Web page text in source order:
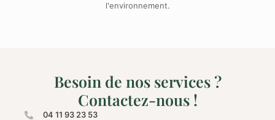
l'environnement.
Besoin de nos services ?
Contactez-nous !
04 11 93 23 53